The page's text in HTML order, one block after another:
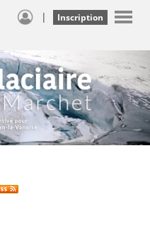
| Inscription